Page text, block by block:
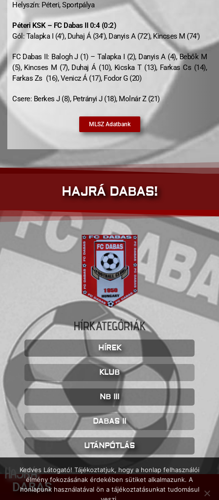
Helyszín: Péteri, Sportpálya
Péteri KSK – FC Dabas II 0:4 (0:2)
Gól: Talapka I (4′), Duhaj Á (34′), Danyis A (72′), Kincses M (74′)
FC Dabas II: Balogh J (1) – Talapka I (2), Danyis A (4), Bebők M
(5), Kincses M (7), Duhaj Á (10), Kicska T (13), Farkas Cs (14),
Farkas Zs (16), Venicz Á (17), Fodor G (20)
Csere: Berkes J (8), Petrányi J (18), Molnár Z (21)
MLSZ Adatbank
HAJRÁ DABAS!
HÍRKATEGÓRIÁK
HÍREK
KLUB
NB III
DABAS II
UTÁNPÓTLÁS
HAJRÁ
DABAS
Kedves Látogató! Tájékoztatjuk, hogy a honlap felhasználói
élmény fokozásának érdekében sütiket alkalmazunk. A
honlapunk használatával ön a tájékoztatásunkat tudomásul